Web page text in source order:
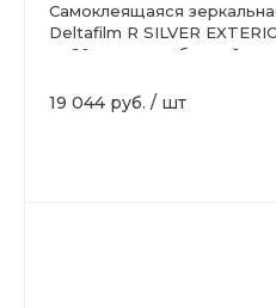
Самоклеящаяся
Deltafilm R SILVER
м, 60 мкм, серебряный
19 044 руб. / шт